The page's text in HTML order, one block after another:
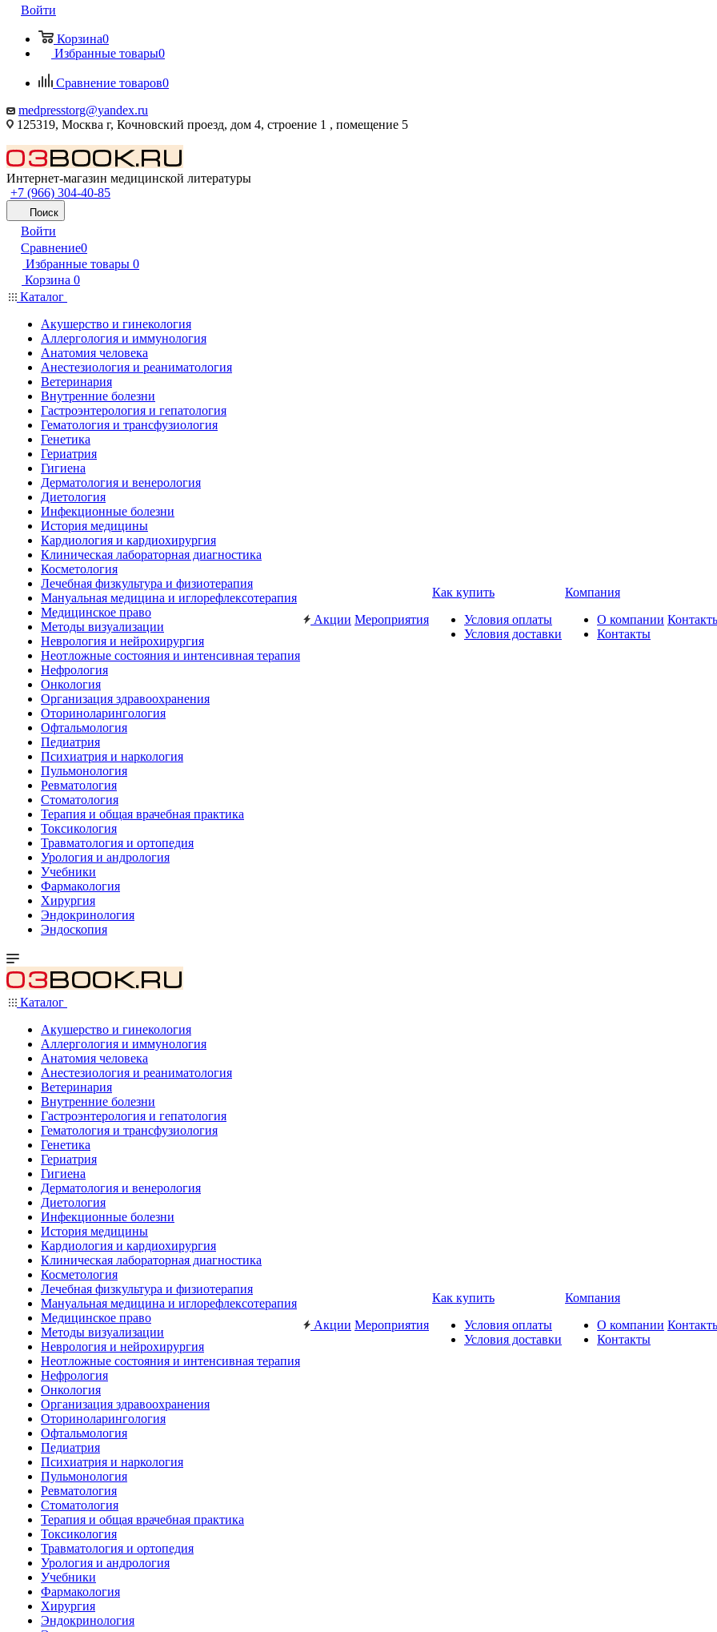
Войти
Корзина0
Избранные товары0
Сравнение товаров0
medpresstorg@yandex.ru
125319, Москва г, Кочновский проезд, дом 4, строение 1 , помещение 5
Интернет-магазин медицинской литературы
+7 (966) 304-40-85
Поиск
Войти
Сравнение0
Избранные товары 0
Корзина 0
Каталог
Акушерство и гинекология
Аллергология и иммунология
Анатомия человека
Анестезиология и реаниматология
Ветеринария
Внутренние болезни
Гастроэнтерология и гепатология
Гематология и трансфузиология
Генетика
Гериатрия
Гигиена
Дерматология и венерология
Диетология
Инфекционные болезни
История медицины
Кардиология и кардиохирургия
Клиническая лабораторная диагностика
Косметология
Лечебная физкультура и физиотерапия
Мануальная медицина и иглорефлексотерапия
Медицинское право
Методы визуализации
Неврология и нейрохирургия
Неотложные состояния и интенсивная терапия
Нефрология
Онкология
Организация здравоохранения
Оториноларингология
Офтальмология
Педиатрия
Психиатрия и наркология
Пульмонология
Ревматология
Стоматология
Терапия и общая врачебная практика
Токсикология
Травматология и ортопедия
Урология и андрология
Учебники
Фармакология
Хирургия
Эндокринология
Эндоскопия
Акции Мероприятия
Как купить
Условия оплаты
Условия доставки
Компания
О компании
Контакты
Каталог
Акушерство и гинекология
Аллергология и иммунология
Анатомия человека
Анестезиология и реаниматология
Ветеринария
Внутренние болезни
Гастроэнтерология и гепатология
Гематология и трансфузиология
Генетика
Гериатрия
Гигиена
Дерматология и венерология
Диетология
Инфекционные болезни
История медицины
Кардиология и кардиохирургия
Клиническая лабораторная диагностика
Косметология
Лечебная физкультура и физиотерапия
Мануальная медицина и иглорефлексотерапия
Медицинское право
Методы визуализации
Неврология и нейрохирургия
Неотложные состояния и интенсивная терапия
Нефрология
Онкология
Организация здравоохранения
Оториноларингология
Офтальмология
Педиатрия
Психиатрия и наркология
Пульмонология
Ревматология
Стоматология
Терапия и общая врачебная практика
Токсикология
Травматология и ортопедия
Урология и андрология
Учебники
Фармакология
Хирургия
Эндокринология
Акции Мероприятия
Как купить
Условия оплаты
Условия доставки
Компания
О компании
Контакты